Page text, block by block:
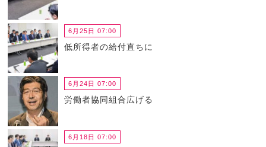
6月25日 07:00
低所得者の給付直ちに
6月24日 07:00
労働者協同組合広げる
6月18日 07:00